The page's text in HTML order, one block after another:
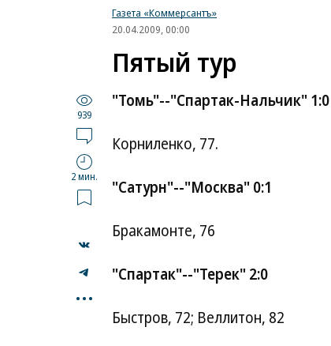
Газета «Коммерсантъ»
20.04.2009, 00:00
Пятый тур
939
2 мин.
...
"Томь"--"Спартак-Нальчик" 1:0
Корниленко, 77.
"Сатурн"--"Москва" 0:1
Бракамонте, 76
"Спартак"--"Терек" 2:0
Быстров, 72; Веллитон, 82